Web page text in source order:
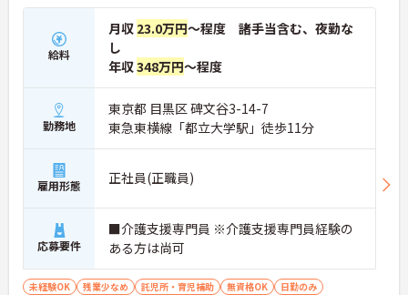
給料
月収 23.0万円～程度 諸手当含む、夜勤な
し
年収348万円～程度
勤務地
東京都 目黒区 碑文谷3-14-7
東急東横線「都立大学駅」徒歩11分
雇用形態 正社員(正職員)
応募要件
■介護支援専門員 ※介護支援専門員経験の
ある方は尚可
未経験OK 残業少なめ 託児所・育児補助 無資格OK
日勤のみ